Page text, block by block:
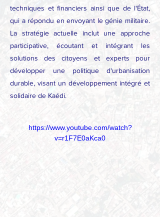
techniques et financiers ainsi que de l'État,
qui a répondu en envoyant le génie militaire.
La stratégie actuelle inclut une approche
participative, écoutant et intégrant les
solutions des citoyens et experts pour
développer une politique d'urbanisation
durable, visant un développement intégré et
solidaire de Kaédi.
https://www.youtube.com/watch?
v=r1F7E0aKca0